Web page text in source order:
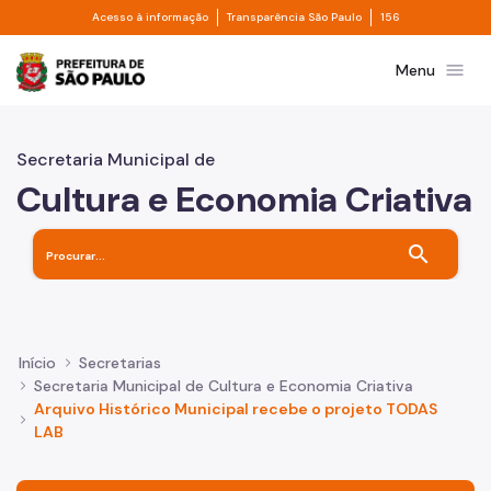
Pular para o Conteúdo principal
Acesso à informação Divisor de acesso à informação
Transparência São Paulo Divisor de
156
Prefeitura de São PauloMenu menu
Secretaria Municipal de
Cultura e Economia Criativa
search
Início
Secretarias
Secretaria Municipal de Cultura e Economia Criativa
Arquivo Histórico Municipal recebe o projeto TODAS
LAB